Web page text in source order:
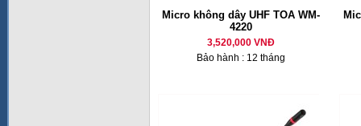
Micro không dây UHF TOA WM-
4220
3,520,000 VNĐ
Bảo hành : 12 tháng